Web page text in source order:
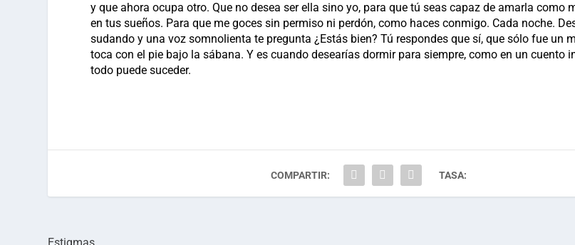
y que ahora ocupa otro. Que no desea ser ella sino yo, para que tú seas capaz de amarla como
en tus sueños. Para que me goces sin permiso ni perdón, como haces conmigo. Cada noche.
sudando y una voz somnolienta te pregunta ¿Estás bien? Tú respondes que sí, que sólo fue un
toca con el pie bajo la sábana. Y es cuando desearías dormir para siempre, como en un cuento
todo puede suceder.
COMPARTIR: TASA: